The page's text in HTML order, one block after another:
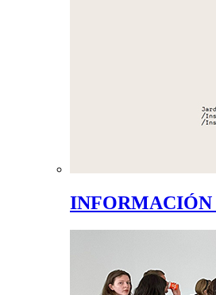
INFORMACIÓN